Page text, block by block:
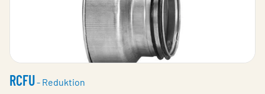
RCFU- Reduktion